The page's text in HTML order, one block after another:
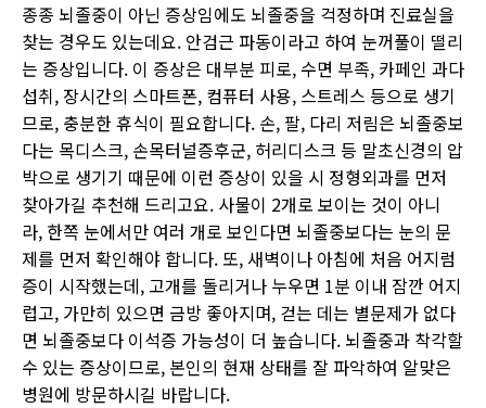
종종 뇌졸중이 아닌 증상임에도 뇌졸중을 걱정하며 진료실을
찾는 경우도 있는데요. 안검근 파동이라고 하여 눈꺼풀이 떨리
는 증상입니다. 이 증상은 대부분 피로, 수면 부족, 카페인 과다
섭취, 장시간의 스마트폰, 컴퓨터 사용,스트레스 등으로 생기
므로, 충분한 휴식이 필요합니다. 손, 팔, 다리 저림은 뇌졸중보
다는 목디스크, 손목터널증후군, 허리디스크 등 말초신경의 압
박으로 생기기 때문에 이런 증상이 있을 시 정형외과를 먼저
찾아가길 추천해 드리고요. 사물이 2개로 보이는 것이 아니
라, 한쪽 눈에서만 여러 개로 보인다면 뇌졸중보다는 눈의 문
제를 먼저 확인해야 합니다. 또,새벽이나 아침에 처음 어지럼
증이 시작했는데,고개를 돌리거나 누우면 1분 이내 잠깐 어지
럽고, 가만히 있으면 금방 좋아지며, 걷는 데는 별문제가 없다
면 뇌졸중보다 이석증 가능성이 더 높습니다. 뇌졸중과 착각할
수 있는 증상이므로, 본인의 현재 상태를 잘 파악하여 알맞은
병원에 방문하시길 바랍니다.